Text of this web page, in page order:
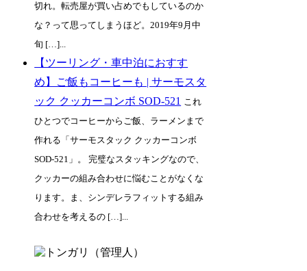
切れ。転売屋が買い占めでもしているのか
な？って思ってしまうほど。2019年9月中
旬 […]...
【ツーリング・車中泊におすす
め】ご飯もコーヒーも | サーモスタ
ック クッカーコンボ SOD-521 これ
ひとつでコーヒーからご飯、ラーメンまで
作れる「サーモスタック クッカーコンボ
SOD-521」。 完璧なスタッキングなので、
クッカーの組み合わせに悩むことがなくな
ります。ま、シンデレラフィットする組み
合わせを考えるの […]...